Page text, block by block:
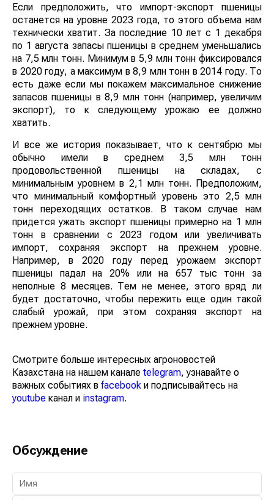
Если предположить, что импорт-экспорт пшеницы
останется на уровне 2023 года, то этого объема нам
технически хватит. За последние 10 лет с 1 декабря
по 1 августа запасы пшеницы в среднем уменьшались
на 7,5 млн тонн. Минимум в 5,9 млн тонн фиксировался
в 2020 году, а максимум в 8,9 млн тонн в 2014 году. То
есть даже если мы покажем максимальное снижение
запасов пшеницы в 8,9 млн тонн (например, увеличим
экспорт), то к следующему урожаю ее должно
хватить.
И все же история показывает, что к сентябрю мы
обычно имели в среднем 3,5 млн тонн
продовольственной пшеницы на складах, с
минимальным уровнем в 2,1 млн тонн. Предположим,
что минимальный комфортный уровень это 2,5 млн
тонн переходящих остатков. В таком случае нам
придется ужать экспорт пшеницы примерно на 1 млн
тонн в сравнении с 2023 годом или увеличивать
импорт, сохраняя экспорт на прежнем уровне.
Например, в 2020 году перед урожаем экспорт
пшеницы падал на 20% или на 657 тыс тонн за
неполные 8 месяцев. Тем не менее, этого вряд ли
будет достаточно, чтобы пережить еще один такой
слабый урожай, при этом сохраняя экспорт на
прежнем уровне.
Смотрите больше интересных агроновостей
Казахстана на нашем канале telegram, узнавайте о
важных событиях в facebook и подписывайтесь на
youtube канал и instagram.
Обсуждение